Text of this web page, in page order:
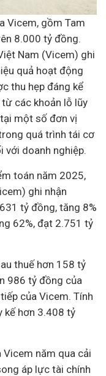
Vicem, gồm Tam
8.000 tỷ đồng.
Nam (Vicem) ghi
quả hoạt động
thu hẹp đáng kể
các khoản lỗ lũy
một số đơn vị
quá trình tái cơ
với doanh nghiệp.
toán năm 2025,
ghi nhận
tỷ đồng, tăng 8%
62%, đạt 2.751 tỷ
thuế hơn 158 tỷ
986 tỷ đồng của
của Vicem. Tính
kế hơn 3.408 tỷ
năm qua cải
áp lực tài chính